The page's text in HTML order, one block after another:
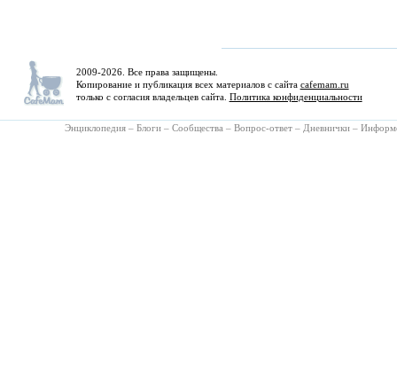
2009-2026. Все права защищены.
Копирование и публикация всех материалов с сайта cafemam.ru
только с согласия владельцев сайта. Политика конфиденциальности
Энциклопедия – Блоги – Сообщества – Вопрос-ответ – Дневнички –